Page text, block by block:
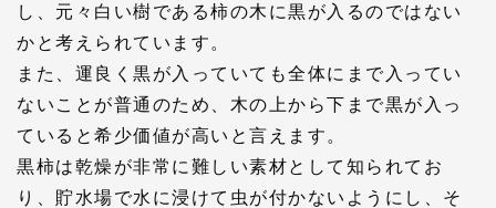
し、元々白い樹である柿の木に黒が入るのではない
かと考えられています。
また、運良く黒が入っていても全体にまで入ってい
ないことが普通のため、木の上から下まで黒が入っ
ていると希少価値が高いと言えます。
黒柿は乾燥が非常に難しい素材として知られてお
り、貯水場で水に浸けて虫が付かないようにし、そ